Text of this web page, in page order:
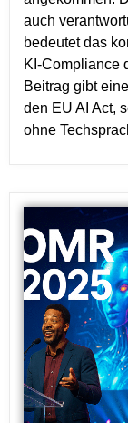
auch
bedeutet das
KI-Compliance
Beitrag gibt
den EU AI Act,
ohne